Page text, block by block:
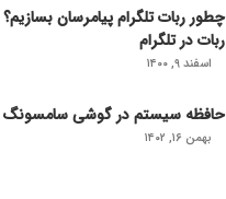
چطور ربات تلگرام پیامرسان
ربات در تلگرام
اسفند ۹, ۱۴۰۰
حافظه سیستم در گوشی
بهمن ۱۶, ۱۴۰۲